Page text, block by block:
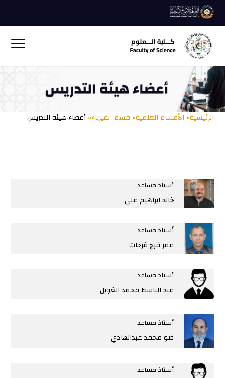
الرئيسية» الأقسام العلمية» قسم الفيزياء»أعضاء هيئة التدريس
أستاذ مساعد
خالد ابراهيم علي
أستاذ مساعد
عمر فرج فرحات
أستاذ مساعد
عبد الباسط محمد الغويل
أستاذ مساعد
ضو محمد عبدالهادي
أستاذ مساعد